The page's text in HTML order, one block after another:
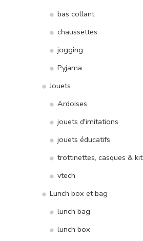
bas collant
chaussettes
jogging
Pyjama
Jouets
Ardoises
jouets d'imitations
jouets éducatifs
trottinettes, casques & kit
vtech
Lunch box et bag
lunch bag
lunch box